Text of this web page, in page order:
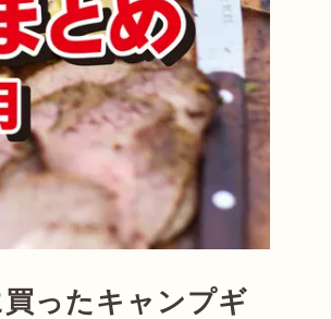
ったキャンプギ